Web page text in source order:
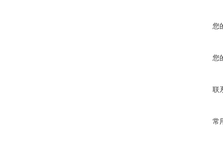
您
您
联
常